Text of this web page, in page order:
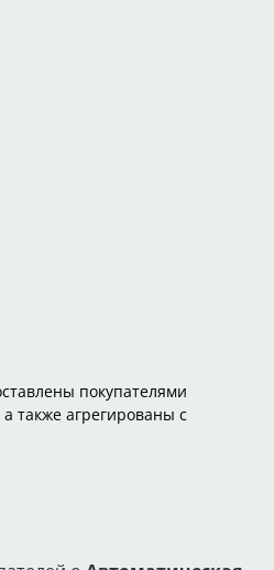
покупателями
также агрегированы с